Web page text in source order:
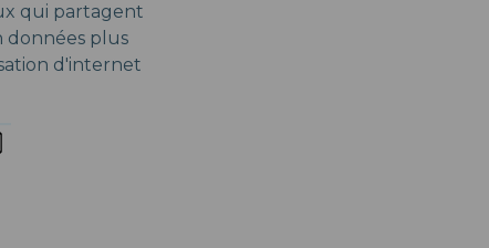
qui partagent
données plus
d'internet